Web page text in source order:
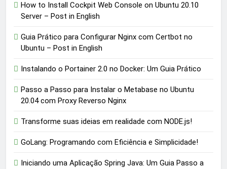
How to Install Cockpit Web Console on Ubuntu 20.10
Server – Post in English
Guia Prático para Configurar Nginx com Certbot no
Ubuntu – Post in English
Instalando o Portainer 2.0 no Docker: Um Guia Prático
Passo a Passo para Instalar o Metabase no Ubuntu
20.04 com Proxy Reverso Nginx
Transforme suas ideias em realidade com NODE.js!
GoLang: Programando com Eficiência e Simplicidade!
Iniciando uma Aplicação Spring Java: Um Guia Passo a